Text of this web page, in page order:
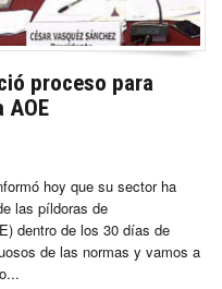
proceso para
hoy que su sector ha
las píldoras de
dentro de los 30 días de
de las normas y vamos a